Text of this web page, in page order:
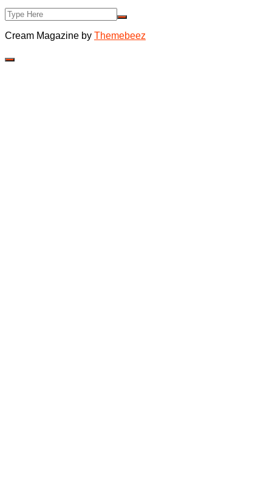
Cream Magazine by Themebeez